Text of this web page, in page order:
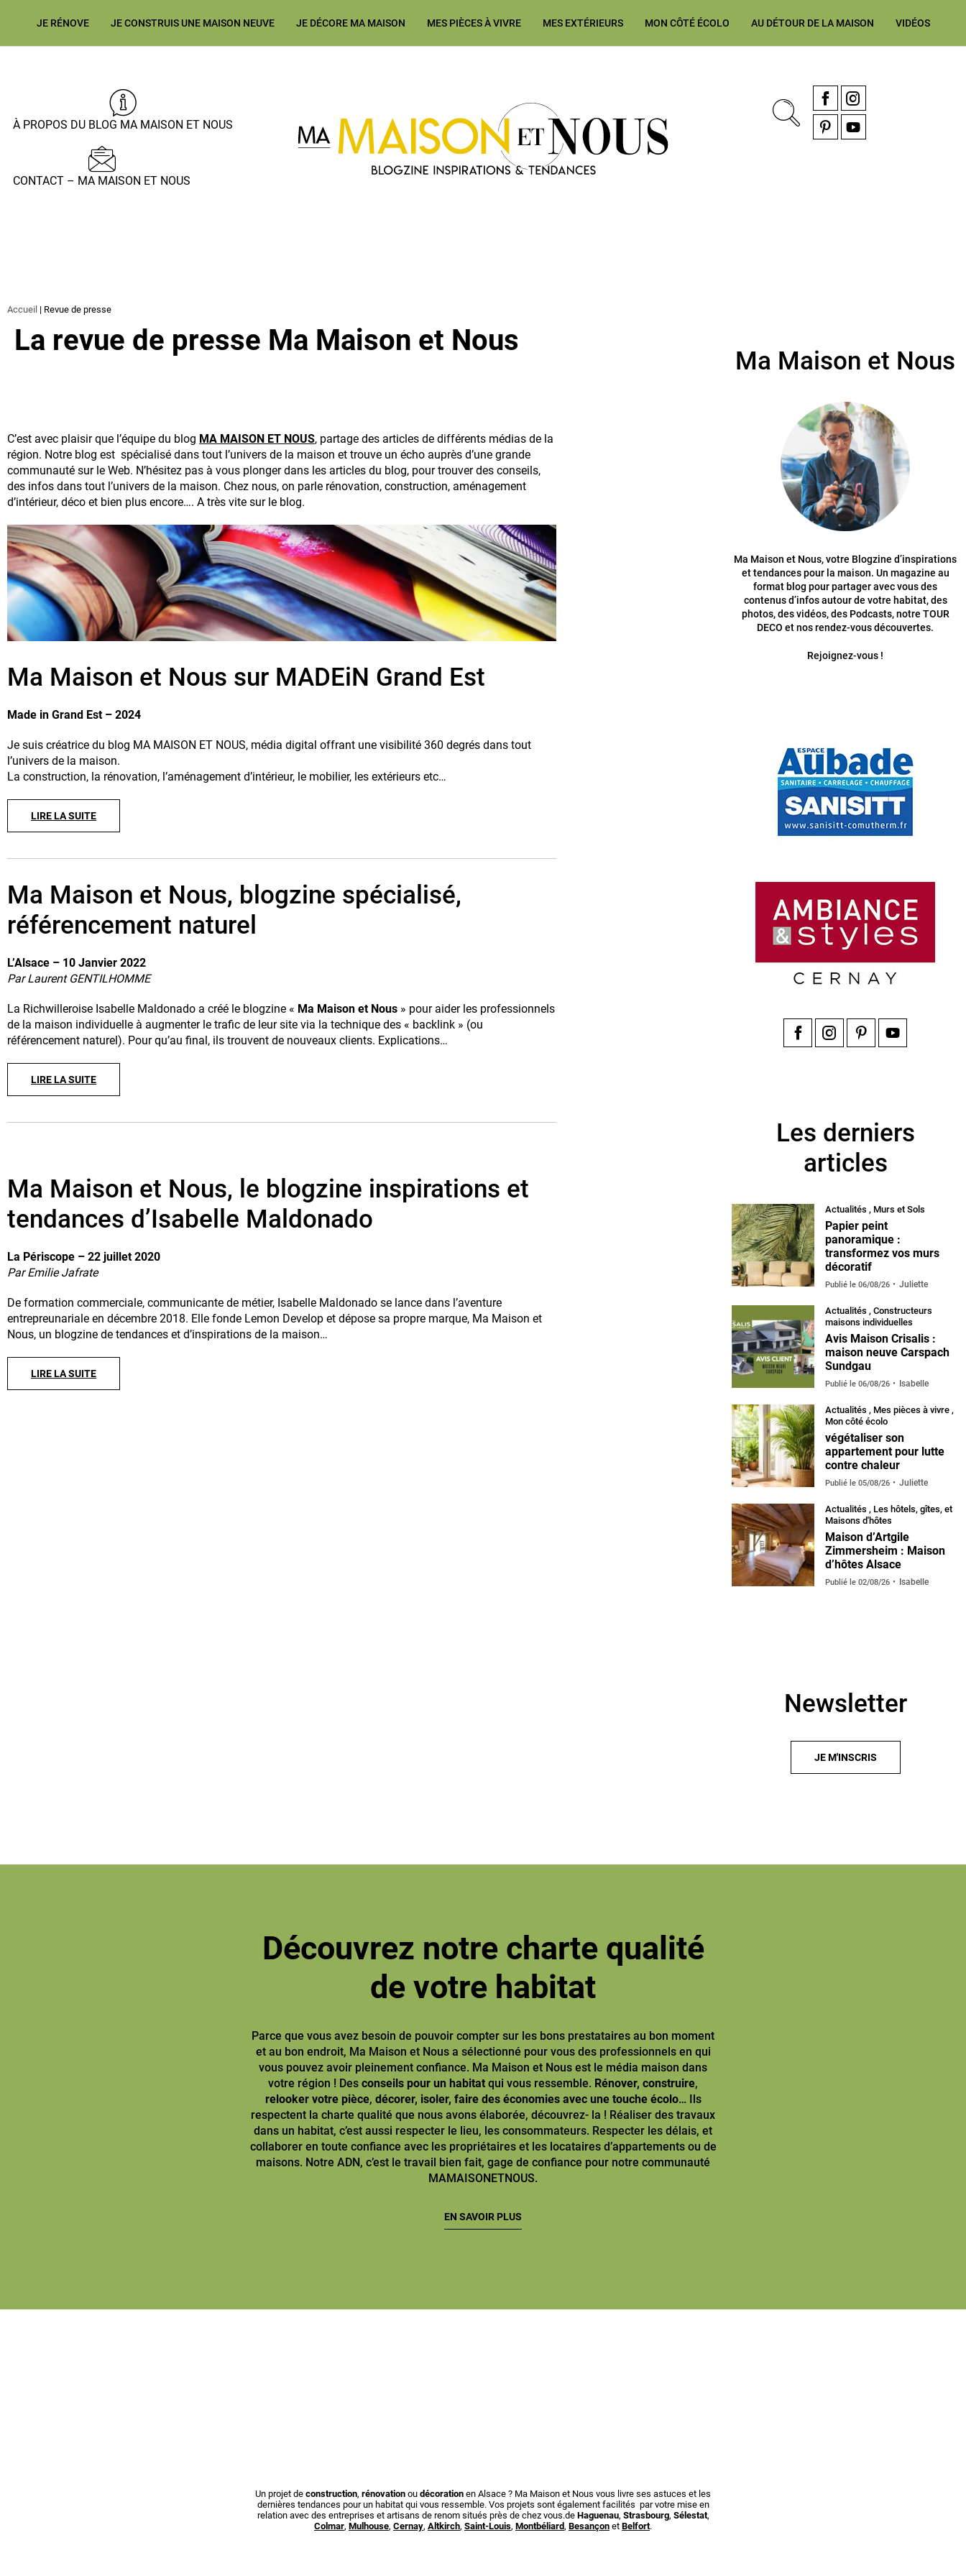
JE RÉNOVE JE CONSTRUIS UNE MAISON NEUVE JE DÉCORE MA MAISON MES PIÈCES À VIVRE MES EXTÉRIEURS MON CÔTÉ ÉCOLO AU DÉTOUR DE LA MAISON VIDÉOS
Ma Maison et Nous Construction, rénovation & décoration Alsace, Franche-Comté
À PROPOS DU BLOG MA MAISON ET NOUS
CONTACT – MA MAISON ET NOUS
FacebookInstagram
Accueil | Revue de presse
La revue de presse Ma Maison et Nous
C’est avec plaisir que l’équipe du blog MA MAISON ET NOUS, partage des articles de différents médias de la
région. Notre blog est spécialisé dans tout l’univers de la maison et trouve un écho auprès d’une grande
communauté sur le Web. N’hésitez pas à vous plonger dans les articles du blog, pour trouver des conseils,
des infos dans tout l’univers de la maison. Chez nous, on parle rénovation, construction, aménagement
d’intérieur, déco et bien plus encore…. A très vite sur le blog.
Ma Maison et Nous sur MADEiN Grand Est
Made in Grand Est – 2024
Je suis créatrice du blog MA MAISON ET NOUS, média digital offrant une visibilité 360 degrés dans tout
l’univers de la maison.
La construction, la rénovation, l’aménagement d’intérieur, le mobilier, les extérieurs etc…
LIRE LA SUITE
Ma Maison et Nous, blogzine spécialisé,
référencement naturel
L’Alsace – 10 Janvier 2022
Par Laurent GENTILHOMME
La Richwilleroise Isabelle Maldonado a créé le blogzine « Ma Maison et Nous » pour aider les professionnels
de la maison individuelle à augmenter le trafic de leur site via la technique des « backlink » (ou
référencement naturel). Pour qu’au final, ils trouvent de nouveaux clients. Explications…
LIRE LA SUITE
Ma Maison et Nous, le blogzine inspirations et
tendances d’Isabelle Maldonado
La Périscope – 22 juillet 2020
Par Emilie Jafrate
De formation commerciale, communicante de métier, Isabelle Maldonado se lance dans l’aventure
entrepreunariale en décembre 2018. Elle fonde Lemon Develop et dépose sa propre marque, Ma Maison et
Nous, un blogzine de tendances et d’inspirations de la maison…
LIRE LA SUITE
Ma Maison et Nous
Ma Maison et Nous, votre Blogzine d’inspirations
et tendances pour la maison. Un magazine au
format blog pour partager avec vous des
contenus d’infos autour de votre habitat, des
photos, des vidéos, des Podcasts, notre TOUR
DECO et nos rendez-vous découvertes.
Rejoignez-vous !
Les derniers
articles
Actualités , Murs et Sols
Papier peint
panoramique :
transformez vos murs
décoratif
Publié le 06/08/26 Juliette
Actualités , Constructeurs
maisons individuelles
Avis Maison Crisalis :
maison neuve Carspach
Sundgau
Publié le 06/08/26 Isabelle
Actualités , Mes pièces à vivre ,
Mon côté écolo
végétaliser son
appartement pour lutte
contre chaleur
Publié le 05/08/26 Juliette
Actualités , Les hôtels, gîtes, et
Maisons d'hôtes
Maison d’Artgile
Zimmersheim : Maison
d’hôtes Alsace
Publié le 02/08/26 Isabelle
Newsletter
JE M'INSCRIS
Découvrez notre charte qualité
de votre habitat
Parce que vous avez besoin de pouvoir compter sur les bons prestataires au bon moment
et au bon endroit, Ma Maison et Nous a sélectionné pour vous des professionnels en qui
vous pouvez avoir pleinement confiance. Ma Maison et Nous est le média maison dans
votre région ! Des conseils pour un habitat qui vous ressemble. Rénover, construire,
relooker votre pièce, décorer, isoler, faire des économies avec une touche écolo… Ils
respectent la charte qualité que nous avons élaborée, découvrez- la ! Réaliser des travaux
dans un habitat, c’est aussi respecter le lieu, les consommateurs. Respecter les délais, et
collaborer en toute confiance avec les propriétaires et les locataires d’appartements ou de
maisons. Notre ADN, c’est le travail bien fait, gage de confiance pour notre communauté
MAMAISONETNOUS.
EN SAVOIR PLUS
Un projet de construction, rénovation ou décoration en Alsace ? Ma Maison et Nous vous livre ses astuces et les
dernières tendances pour un habitat qui vous ressemble. Vos projets sont également facilités par votre mise en
relation avec des entreprises et artisans de renom situés près de chez vous.de Haguenau, Strasbourg, Sélestat,
Colmar, Mulhouse, Cernay, Altkirch, Saint-Louis, Montbéliard , Besançon et Belfort.